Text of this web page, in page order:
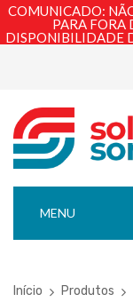
COMUNICADO:
PARA FORA
DISPONIBILIDADE
MENU
Início Produtos